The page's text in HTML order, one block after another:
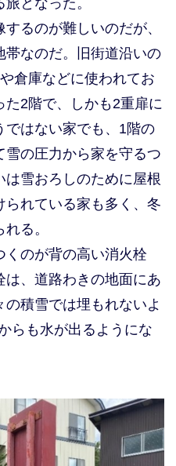
となった。
るのが難しいのだが、
帯なのだ。旧街道沿いの
倉庫などに使われてお
た2階で、しかも2重扉に
ではない家でも、1階の
雪の圧力から家を守るつ
は雪おろしのために屋根
られている家も多く、冬
る。
のが背の高い消火栓
は、道路わきの地面にあ
積雪では埋もれないよ
らも水が出るようにな